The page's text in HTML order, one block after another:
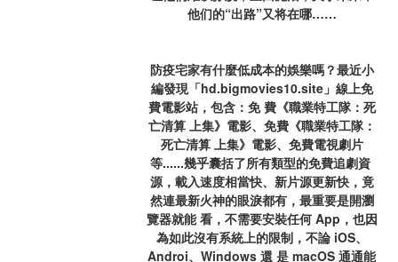
他们的“出路”又将在哪……
防疫宅家有什麼低成本的娛樂嗎？最近小
編發現「hd.bigmovies10.site」線上免
費電影站，包含：免 費《職業特工隊：死
亡清算 上集》電影、免費《職業特工隊：
死亡清算 上集》電影、免費電視劇片
等......幾乎囊括了所有類型的免費追劇資
源，載入速度相當快、新片源更新快，竟
然連最新火神的眼淚都有，最重要是開瀏
覽器就能 看，不需要安裝任何 App，也因
為如此沒有系統上的限制，不論 iOS、
Androi、Windows 還 是 macOS 通通能